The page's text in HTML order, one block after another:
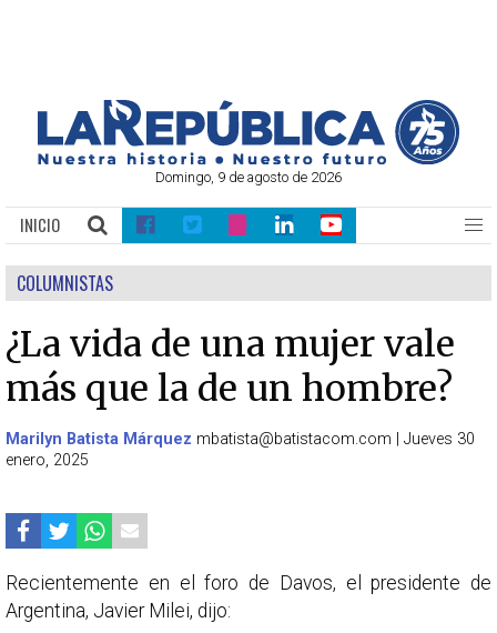
Domingo, 9 de agosto de 2026
INICIO
COLUMNISTAS
¿La vida de una mujer vale
más que la de un hombre?
Marilyn Batista Márquez mbatista@batistacom.com
Jueves 30
enero, 2025
Recientemente en el foro de Davos, el presidente de
Argentina, Javier Milei, dijo: